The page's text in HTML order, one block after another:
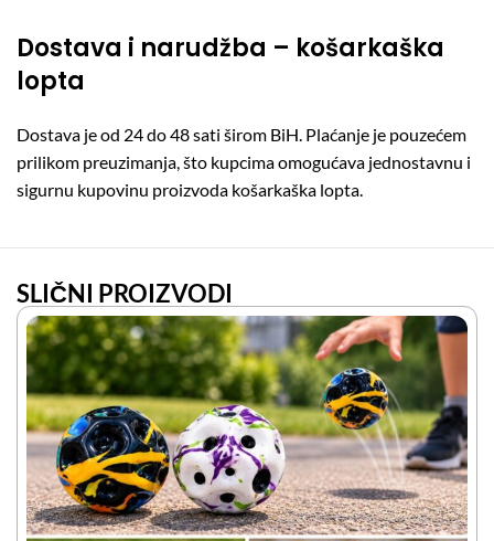
Dostava i narudžba – košarkaška
lopta
Dostava je od 24 do 48 sati širom BiH. Plaćanje je pouzećem
prilikom preuzimanja, što kupcima omogućava jednostavnu i
sigurnu kupovinu proizvoda košarkaška lopta.
SLIČNI PROIZVODI